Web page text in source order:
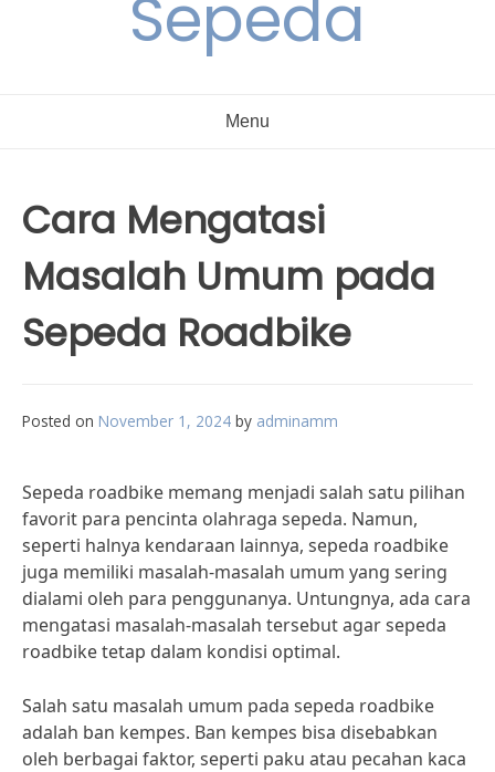
Sepeda
Menu
Cara Mengatasi
Masalah Umum pada
Sepeda Roadbike
Posted on November 1, 2024 by adminamm
Sepeda roadbike memang menjadi salah satu pilihan
favorit para pencinta olahraga sepeda. Namun,
seperti halnya kendaraan lainnya, sepeda roadbike
juga memiliki masalah-masalah umum yang sering
dialami oleh para penggunanya. Untungnya, ada cara
mengatasi masalah-masalah tersebut agar sepeda
roadbike tetap dalam kondisi optimal.
Salah satu masalah umum pada sepeda roadbike
adalah ban kempes. Ban kempes bisa disebabkan
oleh berbagai faktor, seperti paku atau pecahan kaca